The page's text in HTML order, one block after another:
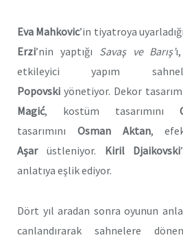
Eva Mahkovic’in tiyatroya
Erzi’nin yaptığı Savaş ve Barış’
etkileyici yapım
Popovski yönetiyor. Dekor
Magić, kostüm tasarımını
tasarımını Osman Aktan,
Aşarüstleniyor. Kiril Djaikovski
anlatıya eşlik ediyor.
Dört yıl aradan sonra oyunun
canlandırarak sahnelere